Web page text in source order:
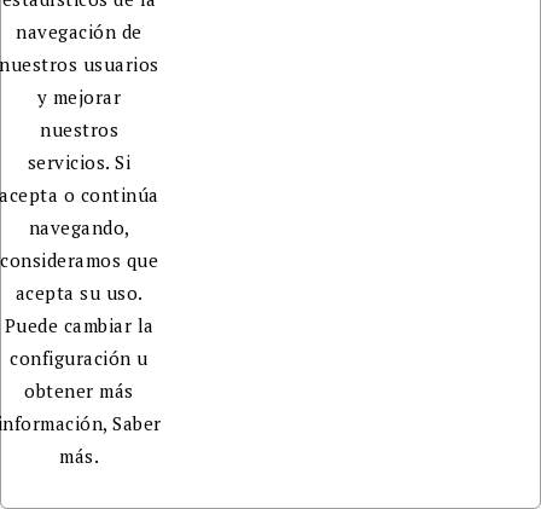
navegación de
nuestros usuarios
y mejorar
nuestros
servicios. Si
acepta o continúa
navegando,
consideramos que
acepta su uso.
Puede cambiar la
configuración u
obtener más
Saber
más.